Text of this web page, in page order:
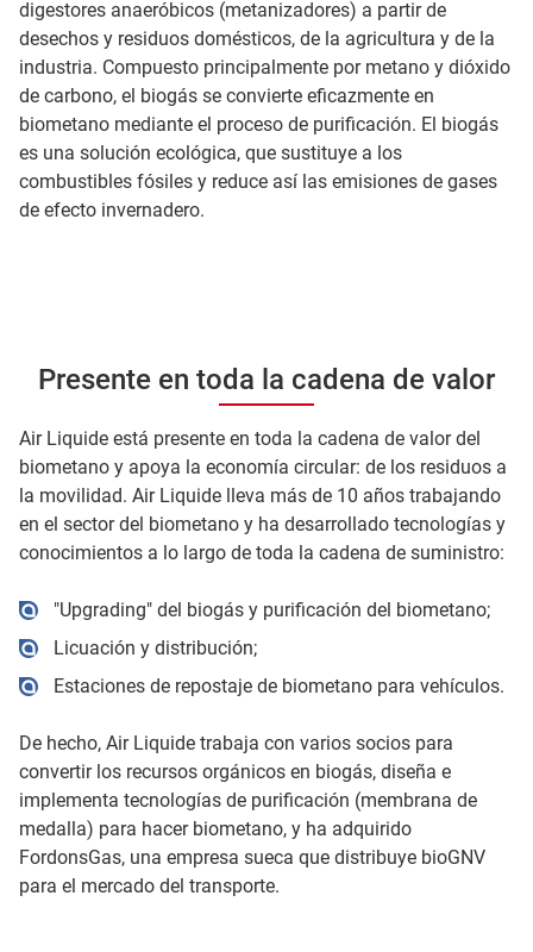
digestores anaeróbicos (metanizadores) a partir de
desechos y residuos domésticos, de la agricultura y de la
industria. Compuesto principalmente por metano y dióxido
de carbono, el biogás se convierte eficazmente en
biometano mediante el proceso de purificación. El biogás
es una solución ecológica, que sustituye a los
combustibles fósiles y reduce así las emisiones de gases
de efecto invernadero.
Presente en toda la cadena de valor
Air Liquide está presente en toda la cadena de valor del
biometano y apoya la economía circular: de los residuos a
la movilidad. Air Liquide lleva más de 10 años trabajando
en el sector del biometano y ha desarrollado tecnologías y
conocimientos a lo largo de toda la cadena de suministro:
"Upgrading" del biogás y purificación del biometano;
Licuación y distribución;
Estaciones de repostaje de biometano para vehículos.
De hecho, Air Liquide trabaja con varios socios para
convertir los recursos orgánicos en biogás, diseña e
implementa tecnologías de purificación (membrana de
medalla) para hacer biometano, y ha adquirido
FordonsGas, una empresa sueca que distribuye bioGNV
para el mercado del transporte.